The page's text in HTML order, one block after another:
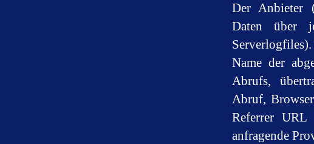
Der Anbieter
Daten über
Name der
Abrufs,
Abruf,
Referrer URL
anfragende